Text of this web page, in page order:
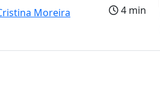
Moreira
4 min